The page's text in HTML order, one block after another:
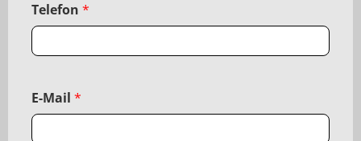
Telefon *
E-Mail *